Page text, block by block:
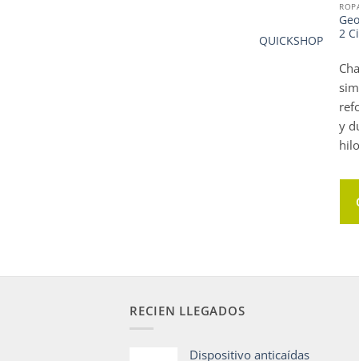
2
QUICKSHOP
y
RECIEN LLEGADOS
Dispositivo anticaídas